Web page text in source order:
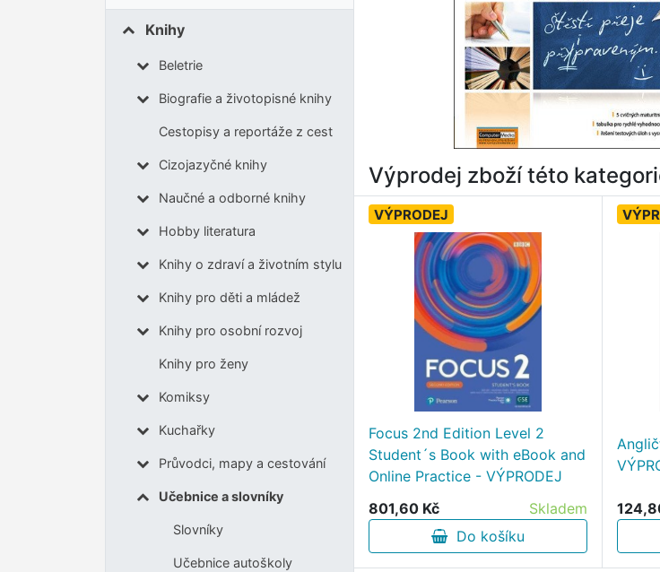
Knihy
Beletrie
Biografie a životopisné knihy
Cestopisy a reportáže z cest
Cizojazyčné knihy
Naučné a odborné knihy
Hobby literatura
Knihy o zdraví a životním stylu
Knihy pro děti a mládež
Knihy pro osobní rozvoj
Knihy pro ženy
Komiksy
Kuchařky
Průvodci, mapy a cestování
Učebnice a slovníky
Slovníky
Učebnice autoškoly
Výprodej zboží této
VÝPRODEJ
Focus 2nd Edition Level 2
Student´s Book with eBook and
Online Practice - VÝPRODEJ
801,60 Kč
Skladem
Do košíku